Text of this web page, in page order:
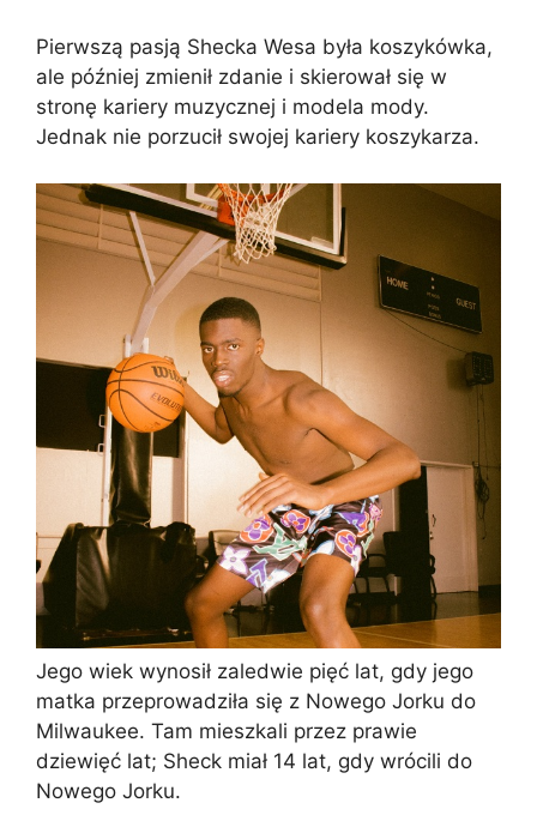
Pierwszą pasją Shecka Wesa była koszykówka,
ale później zmienił zdanie i skierował się w
stronę kariery muzycznej i modela mody.
Jednak nie porzucił swojej kariery koszykarza.
Jego wiek wynosił zaledwie pięć lat, gdy jego
matka przeprowadziła się z Nowego Jorku do
Milwaukee. Tam mieszkali przez prawie
dziewięć lat; Sheck miał 14 lat, gdy wrócili do
Nowego Jorku.